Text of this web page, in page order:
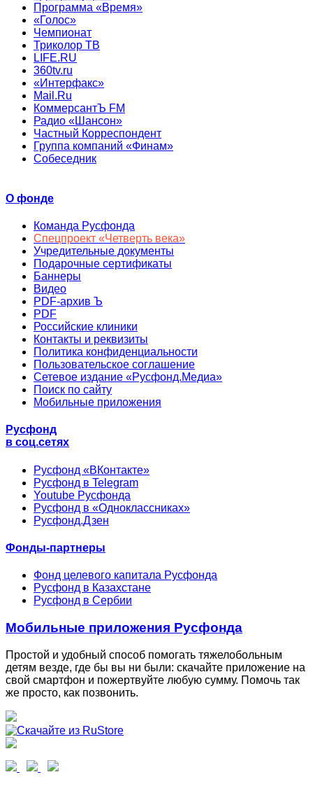
Программа «Время»
«Голос»
Чемпионат
Триколор ТВ
LIFE.RU
360tv.ru
«Интерфакс»
Mail.Ru
КоммерсантЪ FM
Радио «Шансон»
Частный Корреспондент
Группа компаний «Финам»
Собеседник
О фонде
Команда Русфонда
Спецпроект «Четверть века»
Учредительные документы
Подарочные сертификаты
Баннеры
Видео
PDF-архив Ъ
PDF
Российские клиники
Контакты и реквизиты
Политика конфиденциальности
Пользовательское соглашение
Сетевое издание «Русфонд.Медиа»
Поиск по сайту
Мобильные приложения
Русфонд
в соц.сетях
Русфонд «ВКонтакте»
Русфонд в Telegram
Youtube Русфонда
Русфонд в «Одноклассниках»
Русфонд.Дзен
Фонды-партнеры
Фонд целевого капитала Русфонда
Русфонд в Казахстане
Русфонд в Сербии
Мобильные приложения Русфонда
Простой и удобный способ помогать тяжелобольным
детям везде, где бы вы ни были: скачайте приложение на
свой смартфон и пожертвуйте любую сумму. Помочь так
же просто, как позвонить.